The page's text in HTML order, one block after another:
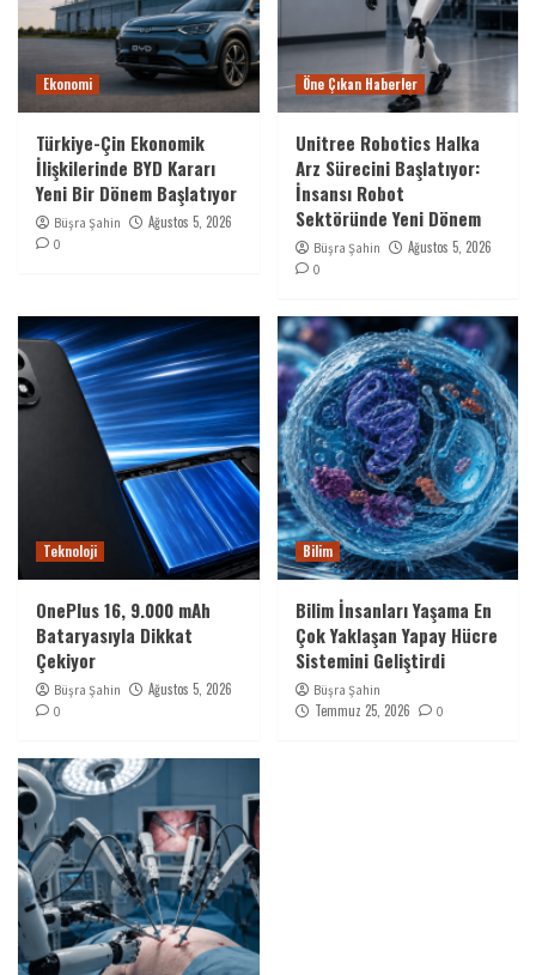
Ekonomi
Türkiye-Çin Ekonomik
İlişkilerinde BYD Kararı
Yeni Bir Dönem Başlatıyor
Büşra Şahin Ağustos 5, 2026
0
Öne Çıkan Haberler
Unitree Robotics Halka
Arz Sürecini Başlatıyor:
İnsansı Robot
Sektöründe Yeni Dönem
Büşra Şahin Ağustos 5, 2026
0
Teknoloji
OnePlus 16, 9.000 mAh
Bataryasıyla Dikkat
Çekiyor
Büşra Şahin Ağustos 5, 2026
0
Bilim
Bilim İnsanları Yaşama En
Çok Yaklaşan Yapay Hücre
Sistemini Geliştirdi
Büşra Şahin
Temmuz 25, 2026 0